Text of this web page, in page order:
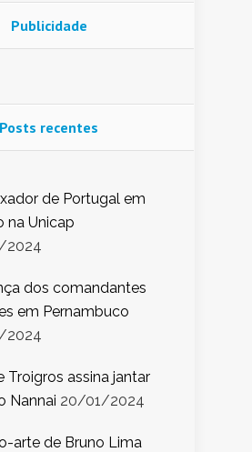
Publicidade
Posts recentes
de Portugal em
na Unicap
2024
dos comandantes
em Pernambuco
2024
Troigros assina jantar
Nannai 20/01/2024
arte de Bruno Lima